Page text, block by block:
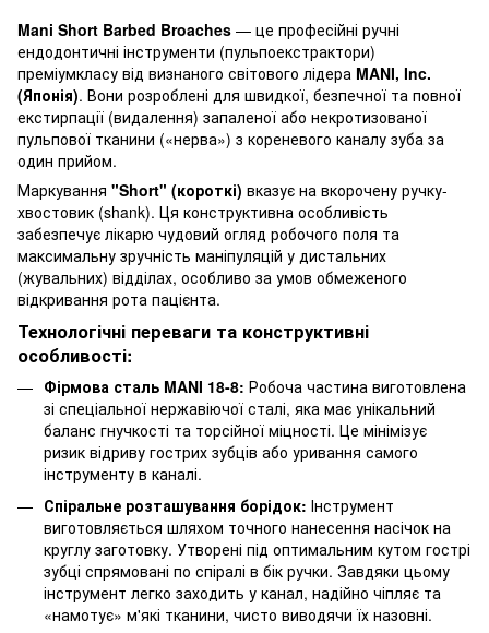
Mani Short Barbed Broaches — це професійні ручні
ендодонтичні інструменти (пульпоекстрактори)
преміумкласу від визнаного світового лідера MANI, Inc.
(Японія). Вони розроблені для швидкої, безпечної та повної
екстирпації (видалення) запаленої або некротизованої
пульпової тканини («нерва») з кореневого каналу зуба за
один прийом.
Маркування "Short" (короткі) вказує на вкорочену ручку-
хвостовик (shank). Ця конструктивна особливість
забезпечує лікарю чудовий огляд робочого поля та
максимальну зручність маніпуляцій у дистальних
(жувальних) відділах, особливо за умов обмеженого
відкривання рота пацієнта.
Технологічні переваги та конструктивні
особливості:
Фірмова сталь MANI 18-8: Робоча частина виготовлена
зі спеціальної нержавіючої сталі, яка має унікальний
баланс гнучкості та торсійної міцності. Це мінімізує
ризик відриву гострих зубців або уривання самого
інструменту в каналі.
Спіральне розташування борідок: Інструмент
виготовляється шляхом точного нанесення насічок на
круглу заготовку. Утворені під оптимальним кутом гострі
зубці спрямовані по спіралі в бік ручки. Завдяки цьому
інструмент легко заходить у канал, надійно чіпляє та
«намотує» м'які тканини, чисто виводячи їх назовні.